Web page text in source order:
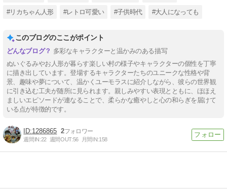
#リカちゃん人形 #レトロ可愛い #子供時代 #大人になっても
このブログのここがポイント
多彩なキャラクターと温かみのある描写
ぬいぐるみやお人形が暮らす楽しい村の様子やキャラクターの個性を丁寧
に描き出しています。登場するキャラクターたちのユニークな性格や背
景、趣味や夢について、温かくユーモラスに紹介しながら、彼らの世界観
に引き込む工夫が随所に見られます。親しみやすい表現とともに、ほほえ
ましいエピソードが連なることで、柔らかな癒やしと心の和らぎを届けて
いる点が特徴的です。
1286865 2
週間IN:22 週間OUT:56 月間IN:158